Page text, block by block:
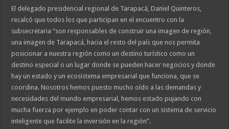
El delegado presidencial regional de Tarapacá, Daniel Quinteros,
recalcó que todos los que participan en el encuentro con la
subsecretaria “son responsables de construir una imagen de región,
una imagen de Tarapacá, hacia el resto del país que nos permita
posicionar a nuestra región como un destino turístico como un
destino especial o un lugar donde se pueden hacer negocios y donde
hay un estado y un ecosistema empresarial que funciona, que se
coordina. Nosotros hemos puesto mucho oído a las demandas y
necesidades del mundo empresarial, hemos estado pujando con
mucha fuerza por ejemplo en poder contar con un sistema de servicio
inteligente que facilite la inversión en la región”.